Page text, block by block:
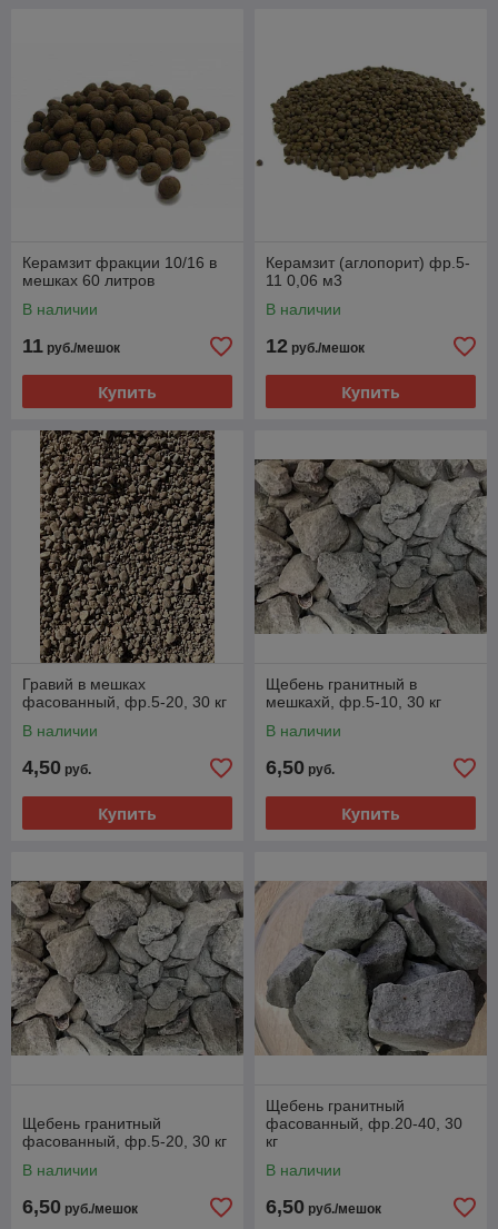
Керамзит фракции 10/16 в
мешках 60 литров
В наличии
11 руб./мешок
Купить
Керамзит (аглопорит) фр.5-
11 0,06 м3
В наличии
12 руб./мешок
Купить
Гравий в мешках
фасованный, фр.5-20, 30 кг
В наличии
4,50 руб.
Купить
Щебень гранитный в
мешкахй, фр.5-10, 30 кг
В наличии
6,50 руб.
Купить
Щебень гранитный
фасованный, фр.5-20, 30 кг
В наличии
6,50 руб./мешок
Щебень гранитный
фасованный, фр.20-40, 30
кг
В наличии
6,50 руб./мешок